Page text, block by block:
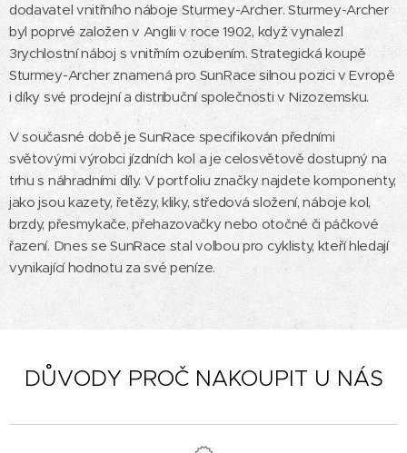
dodavatel vnitřního náboje Sturmey-Archer. Sturmey-Archer
byl poprvé založen v Anglii v roce 1902, když vynalezl
3rychlostní náboj s vnitřním ozubením. Strategická koupě
Sturmey-Archer znamená pro SunRace silnou pozici v Evropě
i díky své prodejní a distribuční společnosti v Nizozemsku.
V současné době je SunRace specifikován předními
světovými výrobci jízdních kol a je celosvětově dostupný na
trhu s náhradními díly. V portfoliu značky najdete komponenty,
jako jsou kazety, řetězy, kliky, středová složení, náboje kol,
brzdy, přesmykače, přehazovačky nebo otočné či páčkové
řazení. Dnes se SunRace stal volbou pro cyklisty, kteří hledají
vynikající hodnotu za své peníze.
DŮVODY PROČ NAKOUPIT U NÁS